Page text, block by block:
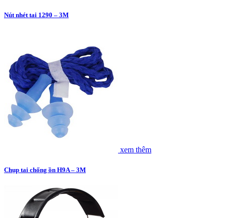
Nút nhét tai 1290 – 3M
xem thêm
Chụp tai chống ồn H9A – 3M